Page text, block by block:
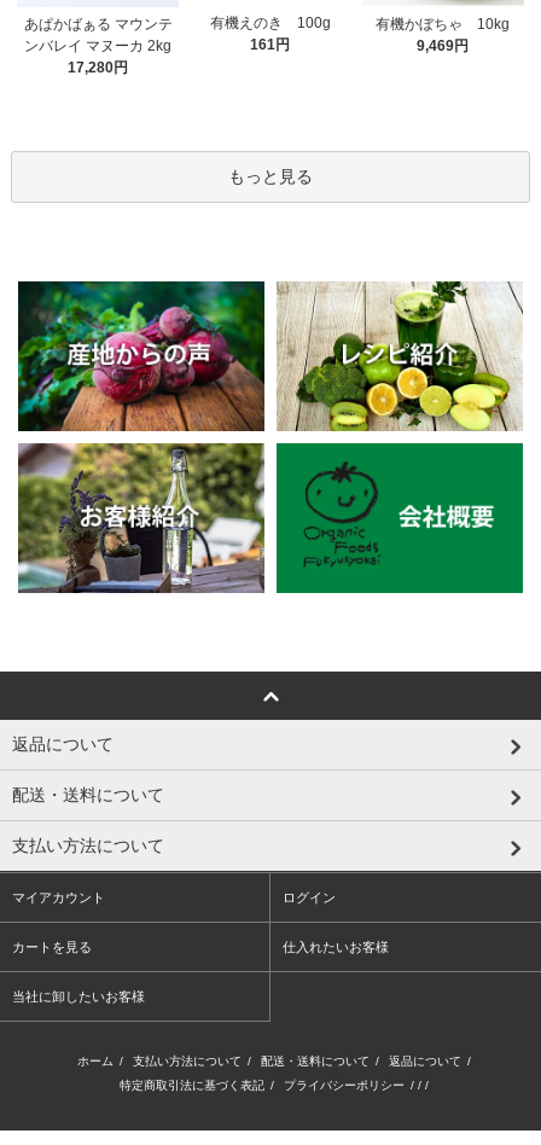
あぱかばぁる マウンテ
ンバレイ マヌーカ 2kg
17,280円
有機えのき 100g
161円
有機かぼちゃ 10kg
9,469円
もっと見る
返品について
配送・送料について
支払い方法について
マイアカウント ログイン
カートを見る 仕入れたいお客様
当社に卸したいお客様
ホーム / 支払い方法について / 配送・送料について / 返品について /
特定商取引法に基づく表記 / プライバシーポリシー / / /